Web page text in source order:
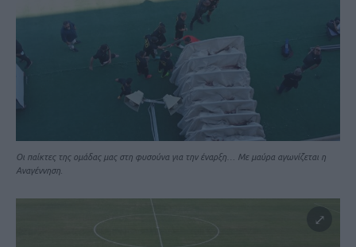
Οι παίκτες της ομάδας μας στη φυσούνα για την έναρξη… Με μαύρα αγωνίζεται η
Αναγέννηση.